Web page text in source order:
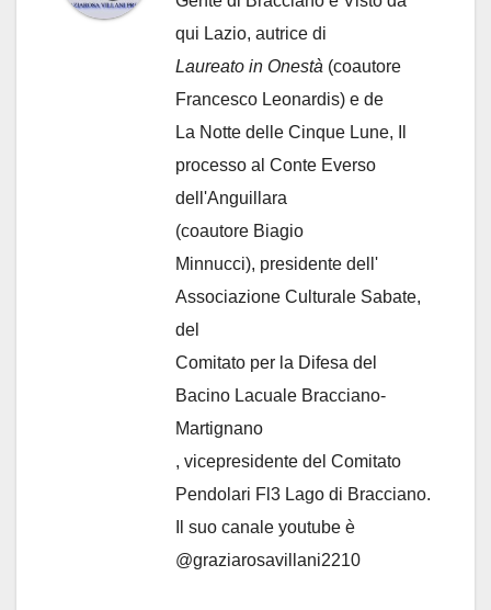
qui Lazio, autrice di
Laureato in Onestà (coautore
Francesco Leonardis) e de
La Notte delle Cinque Lune, Il
processo al Conte Everso
dell'Anguillara
(coautore Biagio
Minnucci), presidente dell'
Associazione Culturale Sabate,
del
Comitato per la Difesa del
Bacino Lacuale Bracciano-
Martignano
, vicepresidente del Comitato
Pendolari Fl3 Lago di Bracciano.
Il suo canale youtube è
@graziarosavillani2210